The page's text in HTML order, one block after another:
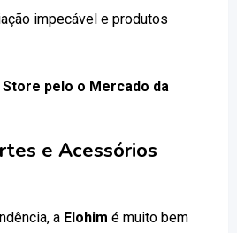
impecável e produtos
pelo o Mercado da
e Acessórios
a Elohim é muito bem